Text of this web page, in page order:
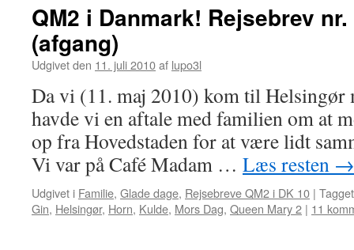
QM2 i Danmark! Rejsebrev
(afgang)
Udgivet den 11. juli 2010af lupo3l
Da vi (11. maj 2010) kom til Helsingør
havde vi en aftale med familien om at
op fra Hovedstaden for at være lidt
Vi var på Café Madam … Læs resten →
Udgivet i Familie, Glade dage, Rejsebreve QM2 i DK 10 | Tagget
Gin, Helsingør, Horn, Kulde, Mors Dag, Queen Mary 2 | 11